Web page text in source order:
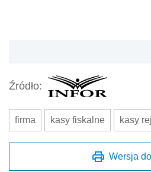
Źródło:
firma kasy fiskalne kasy
Wersja